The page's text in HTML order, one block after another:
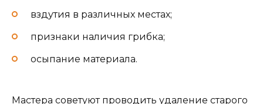
вздутия в различных местах;
признаки наличия грибка;
осыпание материала.
Мастера советуют проводить удаление старого